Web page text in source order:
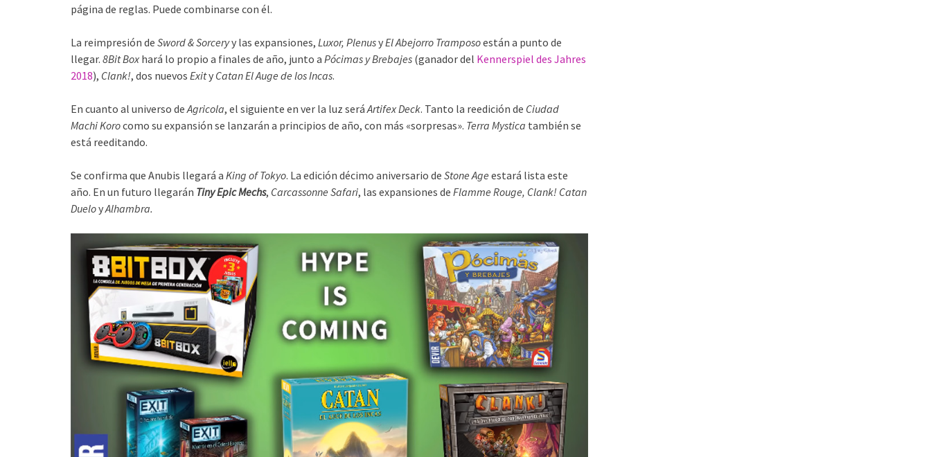
página de reglas. Puede combinarse con él.
La reimpresión de Sword & Sorceryy las expansiones, Luxor, PlenusyEl Abejorro Tramposoestán a punto de
llegar. 8Bit Boxhará lo propio a finales de año, junto a Pócimas y Brebajes (ganador del Kennerspiel des Jahres
2018), Clank!, dos nuevos Exity Catan El Auge de los Incas.
En cuanto al universo de Agricola, el siguiente en ver la luz será Artifex Deck. Tanto la reedición de Ciudad
Machi Korocomo su expansión se lanzarán a principios de año, con más «sorpresas». Terra Mystica también se
está reeditando.
Se confirma que Anubis llegará a King of Tokyo. La edición décimo aniversario de Stone Age estará lista este
año. En un futuro llegarán Tiny Epic Mechs, Carcassonne Safari, las expansiones de Flamme Rouge, Clank! Catan
DueloyAlhambra.